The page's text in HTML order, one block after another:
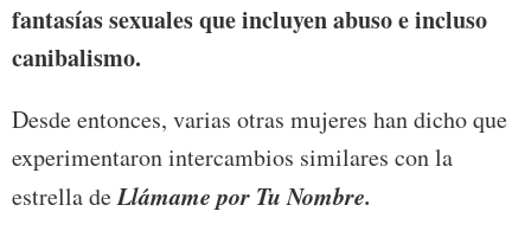
fantasías sexuales que incluyen abuso e incluso
canibalismo.
Desde entonces, varias otras mujeres han dicho que
experimentaron intercambios similares con la
estrella deLlámame por Tu Nombre.